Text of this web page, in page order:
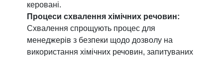
керовані.
Процеси схвалення хімічних речовин:
Схвалення спрощують процес для
менеджерів з безпеки щодо дозволу на
використання хімічних речовин, запитуваних